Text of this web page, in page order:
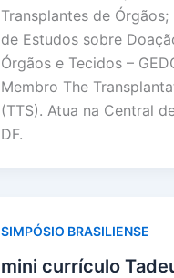
Transplantes de
de Estudos sobre
Órgãos e Tecidos –
Membro The
(TTS). Atua na Central
DF.
SIMPÓSIO BRASILIENSE
mini currículo